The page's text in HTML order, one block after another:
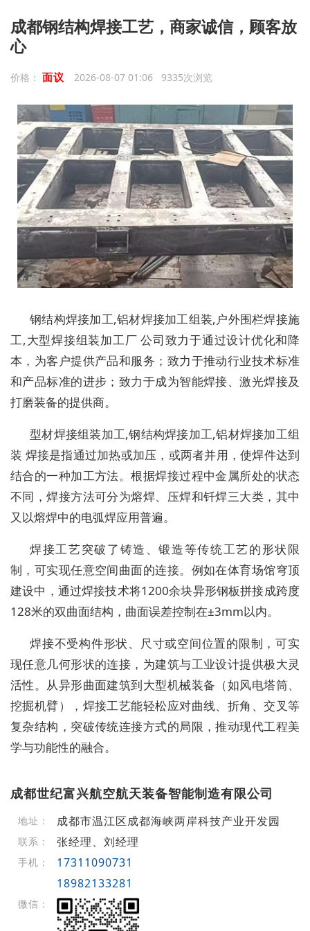
成都钢结构焊接工艺，商家诚信，顾客放
心
价格： 面议 2026-08-07 01:06 9335次浏览
钢结构焊接加工,铝材焊接加工组装,户外围栏焊接施
工,大型焊接组装加工厂 公司致力于通过设计优化和降
本，为客户提供产品和服务；致力于推动行业技术标准
和产品标准的进步；致力于成为智能焊接、激光焊接及
打磨装备的提供商。
型材焊接组装加工,钢结构焊接加工,铝材焊接加工组
装 焊接是指通过加热或加压，或两者并用，使焊件达到
结合的一种加工方法。根据焊接过程中金属所处的状态
不同，焊接方法可分为熔焊、压焊和钎焊三大类，其中
又以熔焊中的电弧焊应用普遍。
焊接工艺突破了铸造、锻造等传统工艺的形状限
制，可实现任意空间曲面的连接。例如在体育场馆穹顶
建设中，通过焊接技术将1200余块异形钢板拼接成跨度
128米的双曲面结构，曲面误差控制在±3mm以内。
焊接不受构件形状、尺寸或空间位置的限制，可实
现任意几何形状的连接，为建筑与工业设计提供极大灵
活性。从异形曲面建筑到大型机械装备（如风电塔筒、
挖掘机臂），焊接工艺能轻松应对曲线、折角、交叉等
复杂结构，突破传统连接方式的局限，推动现代工程美
学与功能性的融合。
成都世纪富兴航空航天装备智能制造有限公司
地址： 成都市温江区成都海峡两岸科技产业开发园
联系： 张经理、刘经理
手机：
17311090731
18982133281
微信：